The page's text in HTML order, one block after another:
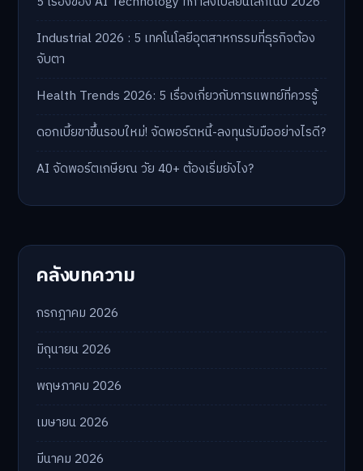
Industrial 2026 : 5 เทคโนโลยีอุตสาหกรรมที่ธุรกิจต้อง
จับตา
Health Trends 2026: 5 เรื่องเกี่ยวกับการแพทย์ที่ควรรู้
ดอกเบี้ยขาขึ้นรอบใหม่! จัดพอร์ตหนี้-ลงทุนรับมืออย่างไรดี?
AI จัดพอร์ตเกษียณ วัย 40+ ต้องเริ่มยังไง?
คลังบทความ
กรกฎาคม 2026
มิถุนายน 2026
พฤษภาคม 2026
เมษายน 2026
มีนาคม 2026